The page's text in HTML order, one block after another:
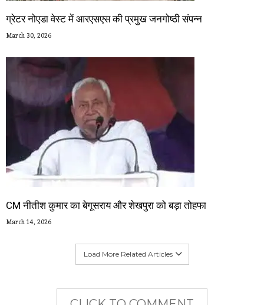
ग्रेटर नोएडा वेस्ट में आरएसएस की प्रमुख जनगोष्ठी संपन्न
March 30, 2026
CM नीतीश कुमार का बेगूसराय और शेखपुरा को बड़ा तोहफा
March 14, 2026
Load More Related Articles